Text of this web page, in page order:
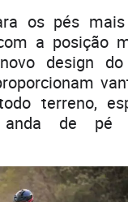
os pés
a posição
design
terreno,
anda de pé